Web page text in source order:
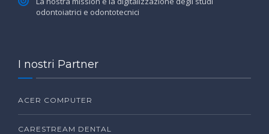
odontoiatrici e odontotecnici
I nostri Partner
ACER COMPUTER
CARESTREAM DENTAL